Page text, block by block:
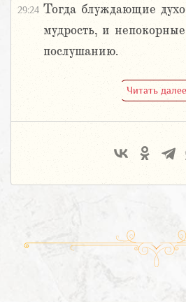
29:24 Тогда блуждающие
мудрость, и
послушанию.
Читать далее